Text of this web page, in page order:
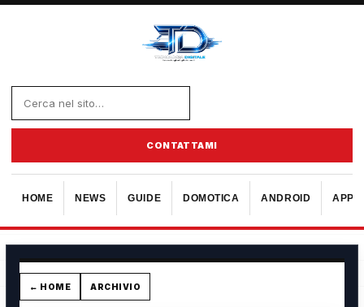
CONTATTAMI
HOME NEWS GUIDE DOMOTICA ANDROID
← HOME ARCHIVIO